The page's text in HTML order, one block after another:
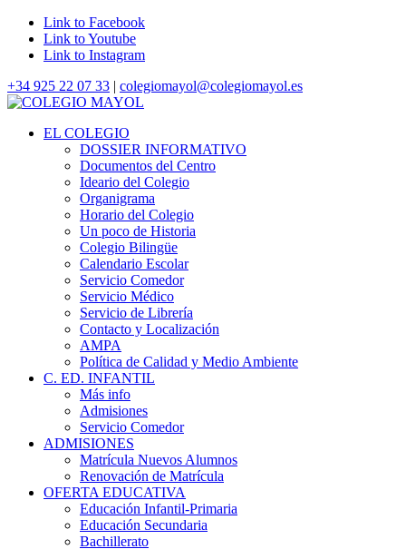
Link to Facebook
Link to Youtube
Link to Instagram
+34 925 22 07 33 | colegiomayol@colegiomayol.es
EL COLEGIO
DOSSIER INFORMATIVO
Documentos del Centro
Ideario del Colegio
Organigrama
Horario del Colegio
Un poco de Historia
Colegio Bilingüe
Calendario Escolar
Servicio Comedor
Servicio Médico
Servicio de Librería
Contacto y Localización
AMPA
Política de Calidad y Medio Ambiente
C. ED. INFANTIL
Más info
Admisiones
Servicio Comedor
ADMISIONES
Matrícula Nuevos Alumnos
Renovación de Matrícula
OFERTA EDUCATIVA
Educación Infantil-Primaria
Educación Secundaria
Bachillerato